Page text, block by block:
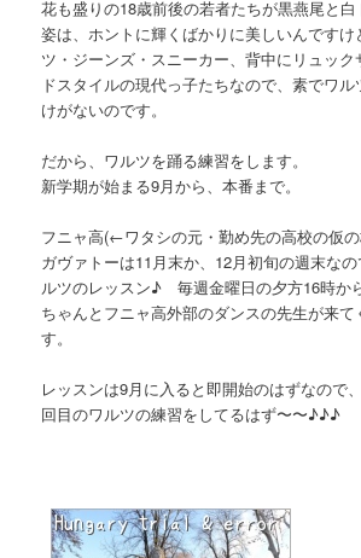
花も盛りの18歳前後の若者たちが黒燕尾と
姿は、ホントに輝くばかりに美しいんですけ
ツ・ジーンズ・スニーカー、背中にリュッ
ドスタイルの現代っ子たちなので、素でワ
けがないのです。
だから、ワルツを踊る練習をします。
新学期が始まる9月から、本番まで。
フニャ高(←ワタシの元・勤め先の高校の仮
ガヴァトーは11月末か、12月初旬の週末な
ルツのレッスン♪ 毎週金曜日の夕方16時から
ちゃんとフニャ高外部のダンスの先生が来て
す。
レッスンは9月に入ると即開始のはずなので
回目のワルツの練習をしてるはず〜〜♪♪♪